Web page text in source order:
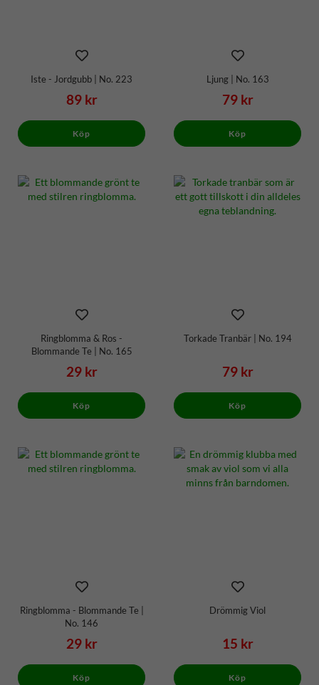
Iste - Jordgubb | No. 223
89 kr
Köp
Ljung | No. 163
79 kr
Köp
Ringblomma & Ros -
Blommande Te | No. 165
29 kr
Köp
Torkade Tranbär | No. 194
79 kr
Köp
Ringblomma - Blommande Te |
No. 146
29 kr
Köp
Drömmig Viol
15 kr
Köp